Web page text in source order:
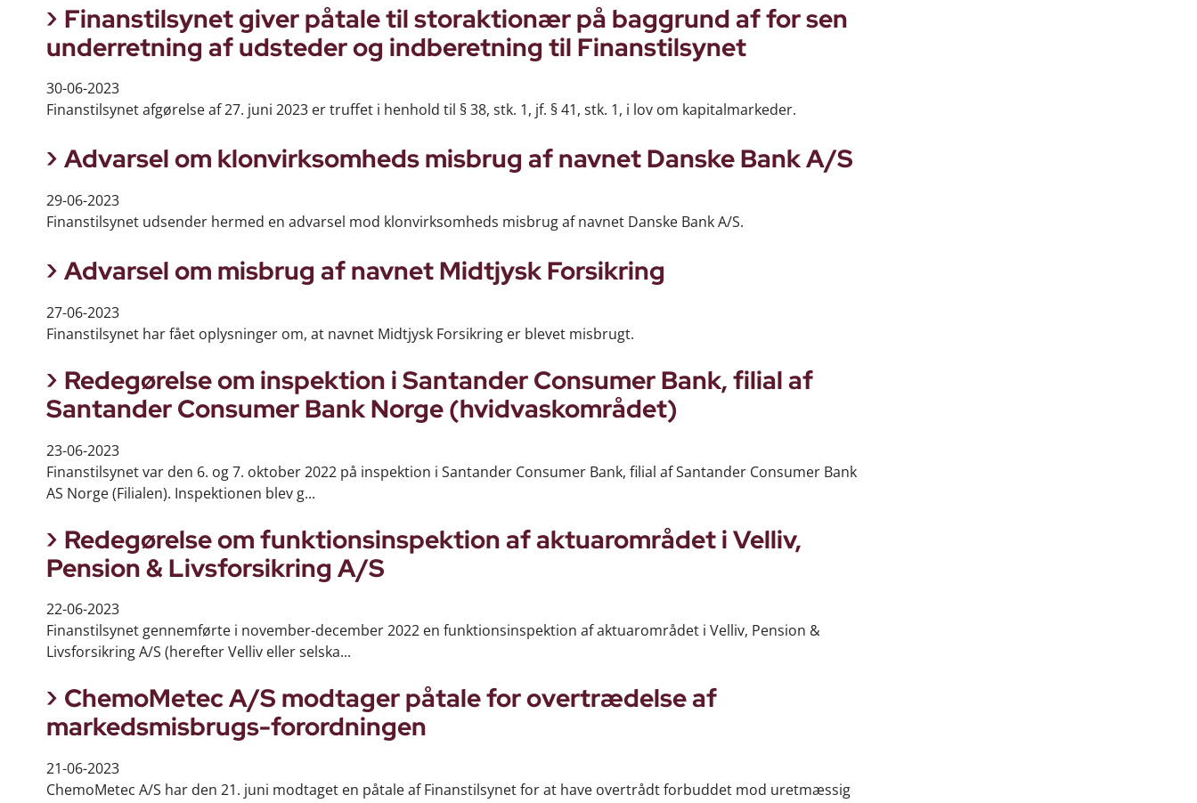
Finanstilsynet giver påtale til storaktionær på baggrund af for sen
underretning af udsteder og indberetning til Finanstilsynet
30-06-2023
Finanstilsynet afgørelse af 27. juni 2023 er truffet i henhold til § 38, stk. 1, jf. § 41, stk. 1, i lov om kapitalmarkeder.
Advarsel om klonvirksomheds misbrug af navnet Danske Bank A/S
29-06-2023
Finanstilsynet udsender hermed en advarsel mod klonvirksomheds misbrug af navnet Danske Bank A/S.
Advarsel om misbrug af navnet Midtjysk Forsikring
27-06-2023
Finanstilsynet har fået oplysninger om, at navnet Midtjysk Forsikring er blevet misbrugt.
Redegørelse om inspektion i Santander Consumer Bank, filial af
Santander Consumer Bank Norge (hvidvaskområdet)
23-06-2023
Finanstilsynet var den 6. og 7. oktober 2022 på inspektion i Santander Consumer Bank, filial af Santander Consumer Bank
AS Norge (Filialen). Inspektionen blev g...
Redegørelse om funktionsinspektion af aktuarområdet i Velliv,
Pension & Livsforsikring A/S
22-06-2023
Finanstilsynet gennemførte i november-december 2022 en funktionsinspektion af aktuarområdet i Velliv, Pension &
Livsforsikring A/S (herefter Velliv eller selska...
ChemoMetec A/S modtager påtale for overtrædelse af
markedsmisbrugs-forordningen
21-06-2023
ChemoMetec A/S har den 21. juni modtaget en påtale af Finanstilsynet for at have overtrådt forbuddet mod uretmæssig